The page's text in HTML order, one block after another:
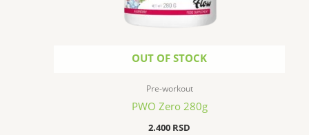
OUT OF STOCK
Pre-workout
PWO Zero 280g
2.400 RSD